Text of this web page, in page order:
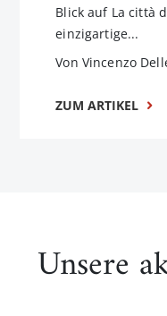
Blick auf La città
einzigartige...
Von Vincenzo
ZUM ARTIKEL
Unsere